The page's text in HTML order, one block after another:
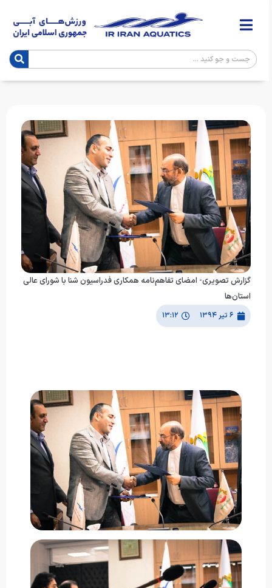
گزارش تصویری- امضای تفاهم‌نامه همکاری فدراسیون شنا با شورای عالی
استان‌ها
۶ تیر ۱۳۹۴ ۱۳:۱۲